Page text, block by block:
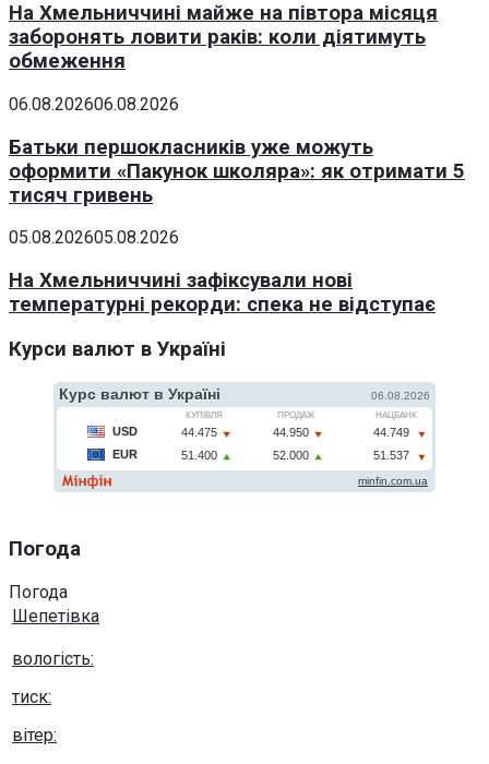
На Хмельниччині майже на півтора місяця
заборонять ловити раків: коли діятимуть
обмеження
06.08.202606.08.2026
Батьки першокласників уже можуть
оформити «Пакунок школяра»: як отримати 5
тисяч гривень
05.08.202605.08.2026
На Хмельниччині зафіксували нові
температурні рекорди: спека не відступає
Курси валют в Україні
Погода
Погода
Шепетівка
вологість:
тиск:
вітер: